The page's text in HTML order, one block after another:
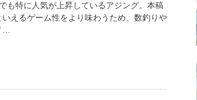
も特に人気が上昇しているアジング。本稿
えるゲーム性をより味わうため、数釣りや